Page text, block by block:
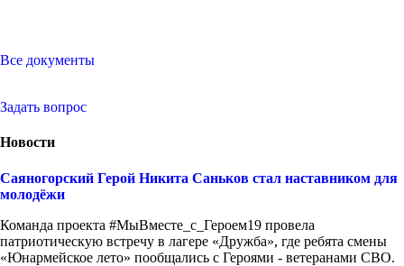
Все документы
Задать вопрос
Новости
Саяногорский Герой Никита Саньков стал наставником для
молодёжи
Команда проекта #МыВместе_с_Героем19 провела
патриотическую встречу в лагере «Дружба», где ребята смены
«Юнармейское лето» пообщались с Героями - ветеранами СВО.